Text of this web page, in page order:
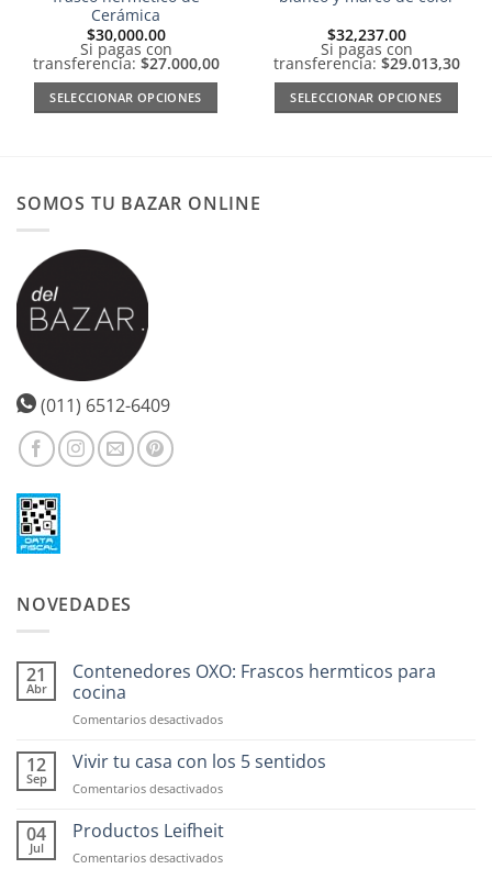
Cerámica
$30,000.00
Si pagas con
transferencia: $27.000,00
SELECCIONAR OPCIONES
múltiples
variantes.
opciones
se
pueden
elegir
en
página
producto
$32,237.00
Si pagas con
transferencia: $29.013,30
SELECCIONAR OPCIONES
SOMOS TU BAZAR ONLINE
(011) 6512-6409
NOVEDADES
21
Abr
Contenedores OXO: Frascos hermticos para
cocina
Comentarios desactivadosen
OXO:
hermticos
cocina
12
Sep
Vivir tu casa con los 5 sentidos
Comentarios desactivadosen
tu
con
04
Jul
Productos Leifheit
Comentarios desactivadosen